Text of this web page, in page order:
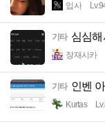
입사
기타 심심해
장재시카
기타 인벤
Kurtas